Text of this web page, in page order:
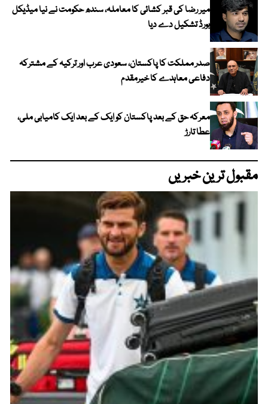
میر رضا کی قبر کشائی کا معاملہ، سندھ حکومت نے نیا میڈیکل
بورڈ تشکیل دے دیا
صدر مملکت کا پاکستان، سعودی عرب اور ترکیہ کے مشترکہ
دفاعی معاہدے کا خیرمقدم
معرکہ حق کے بعد پاکستان کو ایک کے بعد ایک کامیابی ملی،
عطا تارڑ
مقبول ترین خبریں